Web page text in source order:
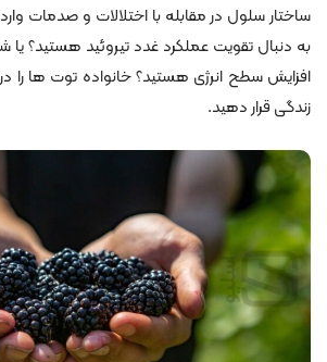
ساختار سلول در مقابله با اختلالات و صدمات
به دنبال تقویت عملکرد غدد تیروئید هستید؟ یا
افزایش سطح انرژی هستید؟ خانواده توت ها را در
زندگی قرار دهید.